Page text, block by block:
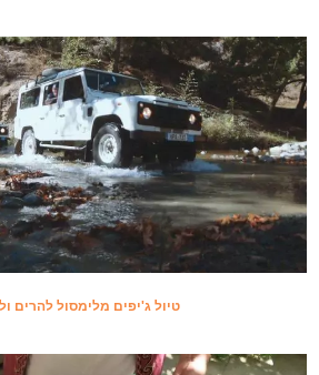
טיול ג'יפים מלימסול להרים